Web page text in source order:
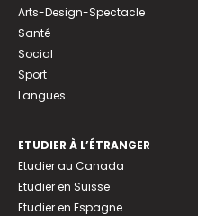
Arts-Design-Spectacle
Santé
Social
Sport
Langues
ETUDIER À L’ÉTRANGER
Etudier au Canada
Etudier en Suisse
Etudier en Espagne